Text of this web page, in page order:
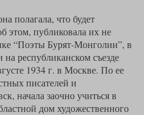
полагала, что будет
этом, публиковала их не
“Поэты Бурят-Монголии”, в
республиканском съезде
1934 г. в Москве. По ее
писателей и
начала заочно учиться в
дом художественного